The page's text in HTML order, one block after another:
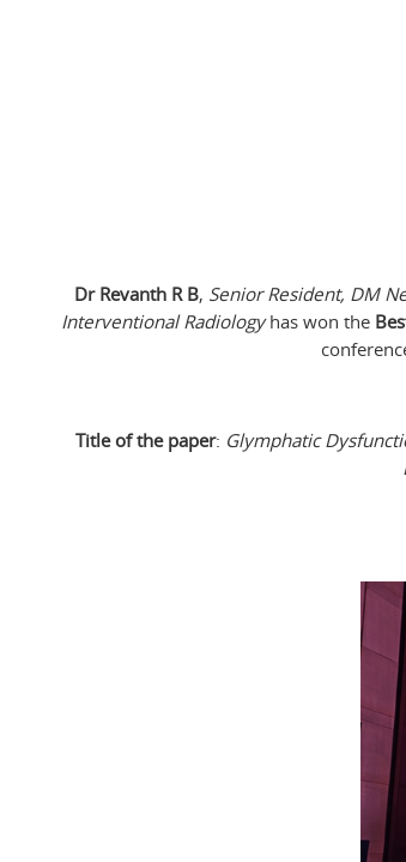
Dr Revanth R B, Senior Resident, DM
Interventional Radiologyhas won the
Title of the paper: Glymphatic